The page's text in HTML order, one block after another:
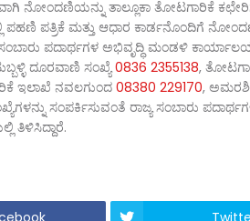
ನೋಂದಣಿಯನ್ನು ತಾಲ್ಲೂಕಾ ತೋಟಗಾರಿಕೆ
ಪತ್ರಿಕೆ ಮತ್ತು ಆಧಾರ ಕಾರ್ಡನೊಂದಿಗೆ
ಪದಾರ್ಥಗಳ ಅಭಿವೃದ್ಧಿ ಮಂಡಳಿ
ದೂರವಾಣಿ ಸಂಖ್ಯೆ0836 2355138,
ಇಲಾಖೆ ನವಲಗುಂದ08380 229170,
ಸಂಪರ್ಕಿಸುವಂತೆ ರಾಜ್ಯ ಸಂಬಾರು
ತಿಳಿಸಿದ್ದಾರೆ.